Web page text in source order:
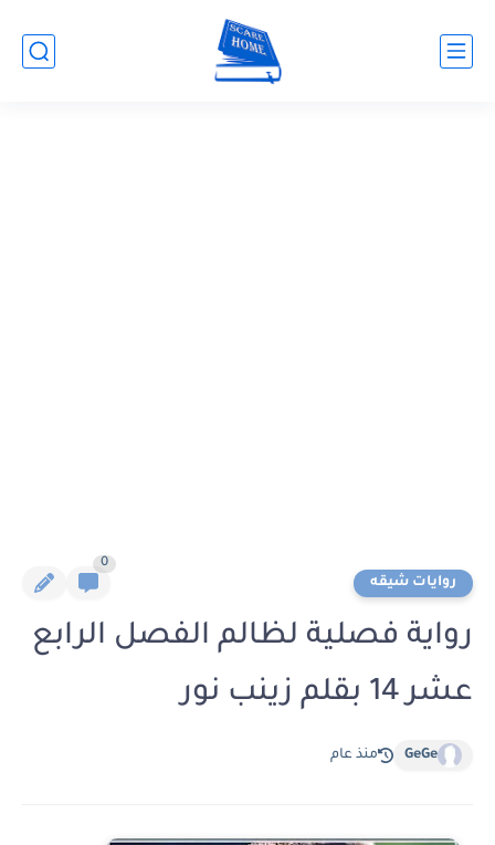
روايات شيقه
0
رواية فصلية لظالم الفصل الرابع
عشر 14 بقلم زينب نور
GeGe منذ عام